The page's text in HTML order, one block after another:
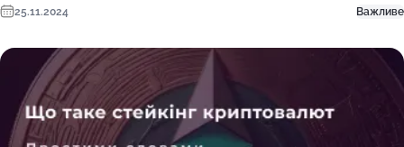
25.11.2024 Важливе